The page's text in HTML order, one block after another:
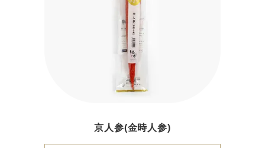
京人参(金時人参)